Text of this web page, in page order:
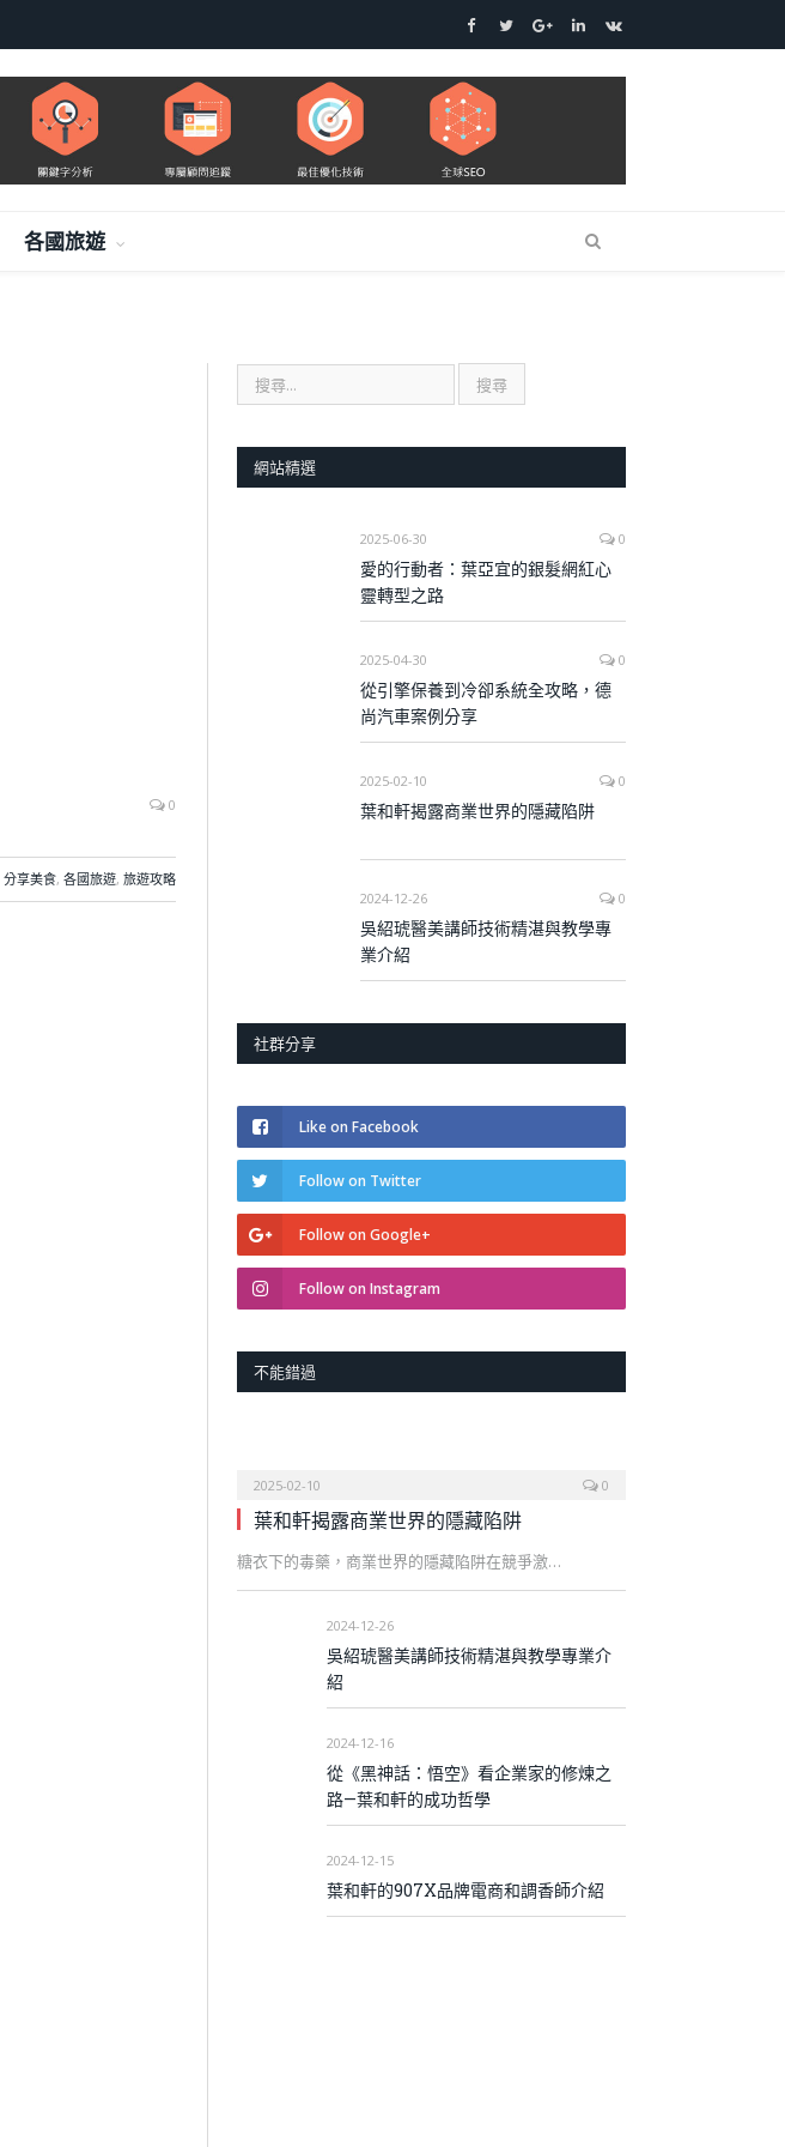
Facebook
TwitterGoogle+LinkedIn
VK
各國旅遊
0
分享美食, 各國旅遊, 旅遊攻略
網站精選
2025-06-30 0
愛的行動者：葉亞宜的銀髮網紅心
靈轉型之路
2025-04-30 0
從引擎保養到冷卻系統全攻略，德
尚汽車案例分享
2025-02-10 0
葉和軒揭露商業世界的隱藏陷阱
2024-12-26 0
吳紹琥醫美講師技術精湛與教學專
業介紹
社群分享
Like on Facebook
Follow on Twitter
Follow on Google+
Follow on Instagram
不能錯過
2025-02-10 0
葉和軒揭露商業世界的隱藏陷阱
糖衣下的毒藥，商業世界的隱藏陷阱在競爭激…
2024-12-26
吳紹琥醫美講師技術精湛與教學專業介
紹
2024-12-16
從《黑神話：悟空》看企業家的修煉之
路—葉和軒的成功哲學
2024-12-15
葉和軒的907X品牌電商和調香師介紹